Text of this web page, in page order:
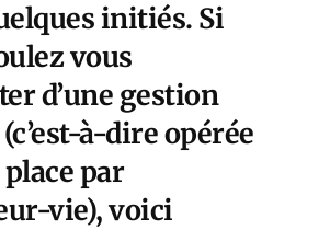
initiés. Si
vous
d’une gestion
à-dire opérée
par
vie), voici